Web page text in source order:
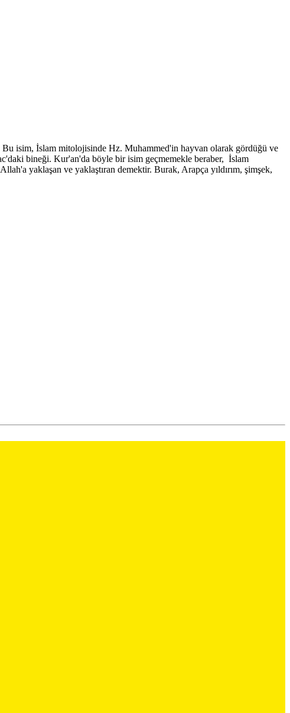
isim, İslam mitolojisinde Hz. Muhammed'in hayvan olarak gördüğü ve
bineği. Kur'an'da böyle bir isim geçmemekle beraber, İslam
yaklaşan ve yaklaştıran demektir. Burak, Arapça yıldırım, şimşek,